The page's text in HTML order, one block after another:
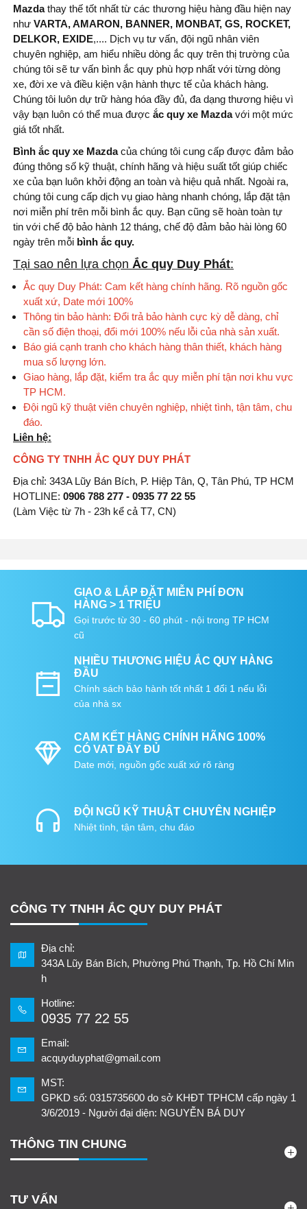
Mazdathay thế tốt nhất từ ​​các thương hiệu hàng đầu hiện nay
như VARTA, AMARON, BANNER, MONBAT, GS, ROCKET,
DELKOR, EXIDE,.... Dịch vụ tư vấn, đội ngũ nhân viên
chuyên nghiệp, am hiểu nhiều dòng ắc quy trên thị trường của
chúng tôi sẽ tư vấn bình ắc quy phù hợp nhất với từng dòng
xe, đời xe và điều kiện vận hành thực tế của khách hàng.
Chúng tôi luôn dự trữ hàng hóa đầy đủ, đa dạng thương hiệu vì
vậy bạn luôn có thể mua được ắc quy xe Mazdavới một mức
giá tốt nhất.
Bình ắc quy xe Mazdacủa chúng tôi cung cấp được đảm bảo
đúng thông số kỹ thuật, chính hãng và hiệu suất tốt giúp chiếc
xe của bạn luôn khởi động an toàn và hiệu quả nhất. Ngoài ra,
chúng tôi cung cấp dịch vụ giao hàng nhanh chóng, lắp đặt tận
nơi miễn phí trên mỗi bình ắc quy. Bạn cũng sẽ hoàn toàn tự
tin với chế độ bảo hành 12 tháng, chế độ đảm bảo hài lòng 60
ngày trên mỗi bình ắc quy.
Tại sao nên lựa chọn Ắc quy Duy Phát:
Ắc quy Duy Phát: Cam kết hàng chính hãng. Rõ nguồn gốc
xuất xứ, Date mới 100%
Thông tin bảo hành: Đổi trả bảo hành cực kỳ dễ dàng, chỉ
cần số điện thoại, đổi mới 100% nếu lỗi của nhà sản xuất.
Báo giá cạnh tranh cho khách hàng thân thiết, khách hàng
mua số lượng lớn.
Giao hàng, lắp đặt, kiểm tra ắc quy miễn phí tận nơi khu vực
TP HCM.
Đội ngũ kỹ thuật viên chuyên nghiệp, nhiệt tình, tận tâm, chu
đáo.
Liên hệ:
CÔNG TY TNHH ẮC QUY DUY PHÁT
Địa chỉ: 343A Lũy Bán Bích, P. Hiệp Tân, Q, Tân Phú, TP HCM
HOTLINE: 0906 788 277 - 0935 77 22 55
(Làm Việc từ 7h - 23h kể cả T7, CN)
GIAO & LẮP ĐẶT MIỄN PHÍ ĐƠN
HÀNG > 1 TRIỆU
Gọi trước từ 30 - 60 phút - nội trong TP HCM
cũ
NHIỀU THƯƠNG HIỆU ẮC QUY HÀNG
ĐẦU
Chính sách bảo hành tốt nhất 1 đổi 1 nếu lỗi
của nhà sx
CAM KẾT HÀNG CHÍNH HÃNG 100%
CÓ VAT ĐẦY ĐỦ
Date mới, nguồn gốc xuất xứ rõ ràng
ĐỘI NGŨ KỸ THUẬT CHUYÊN NGHIỆP
Nhiệt tình, tận tâm, chu đáo
CÔNG TY TNHH ẮC QUY DUY PHÁT
Địa chỉ:
343A Lũy Bán Bích, Phường Phú Thạnh, Tp. Hồ Chí Min
h
Hotline:
0935 77 22 55
Email:
acquyduyphat@gmail.com
MST:
GPKD số: 0315735600 do sở KHĐT TPHCM cấp ngày 1
3/6/2019 - Người đại diện: NGUYỄN BÁ DUY
THÔNG TIN CHUNG
TƯ VẤN